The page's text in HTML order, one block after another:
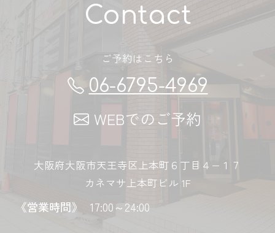
Contact
ご予約はこちら
06-6795-4969
WEBでのご予約
大阪府大阪市天王寺区上本町６丁目４−１７
カネマサ上本町ビル 1F
《営業時間》 17:00～24:00